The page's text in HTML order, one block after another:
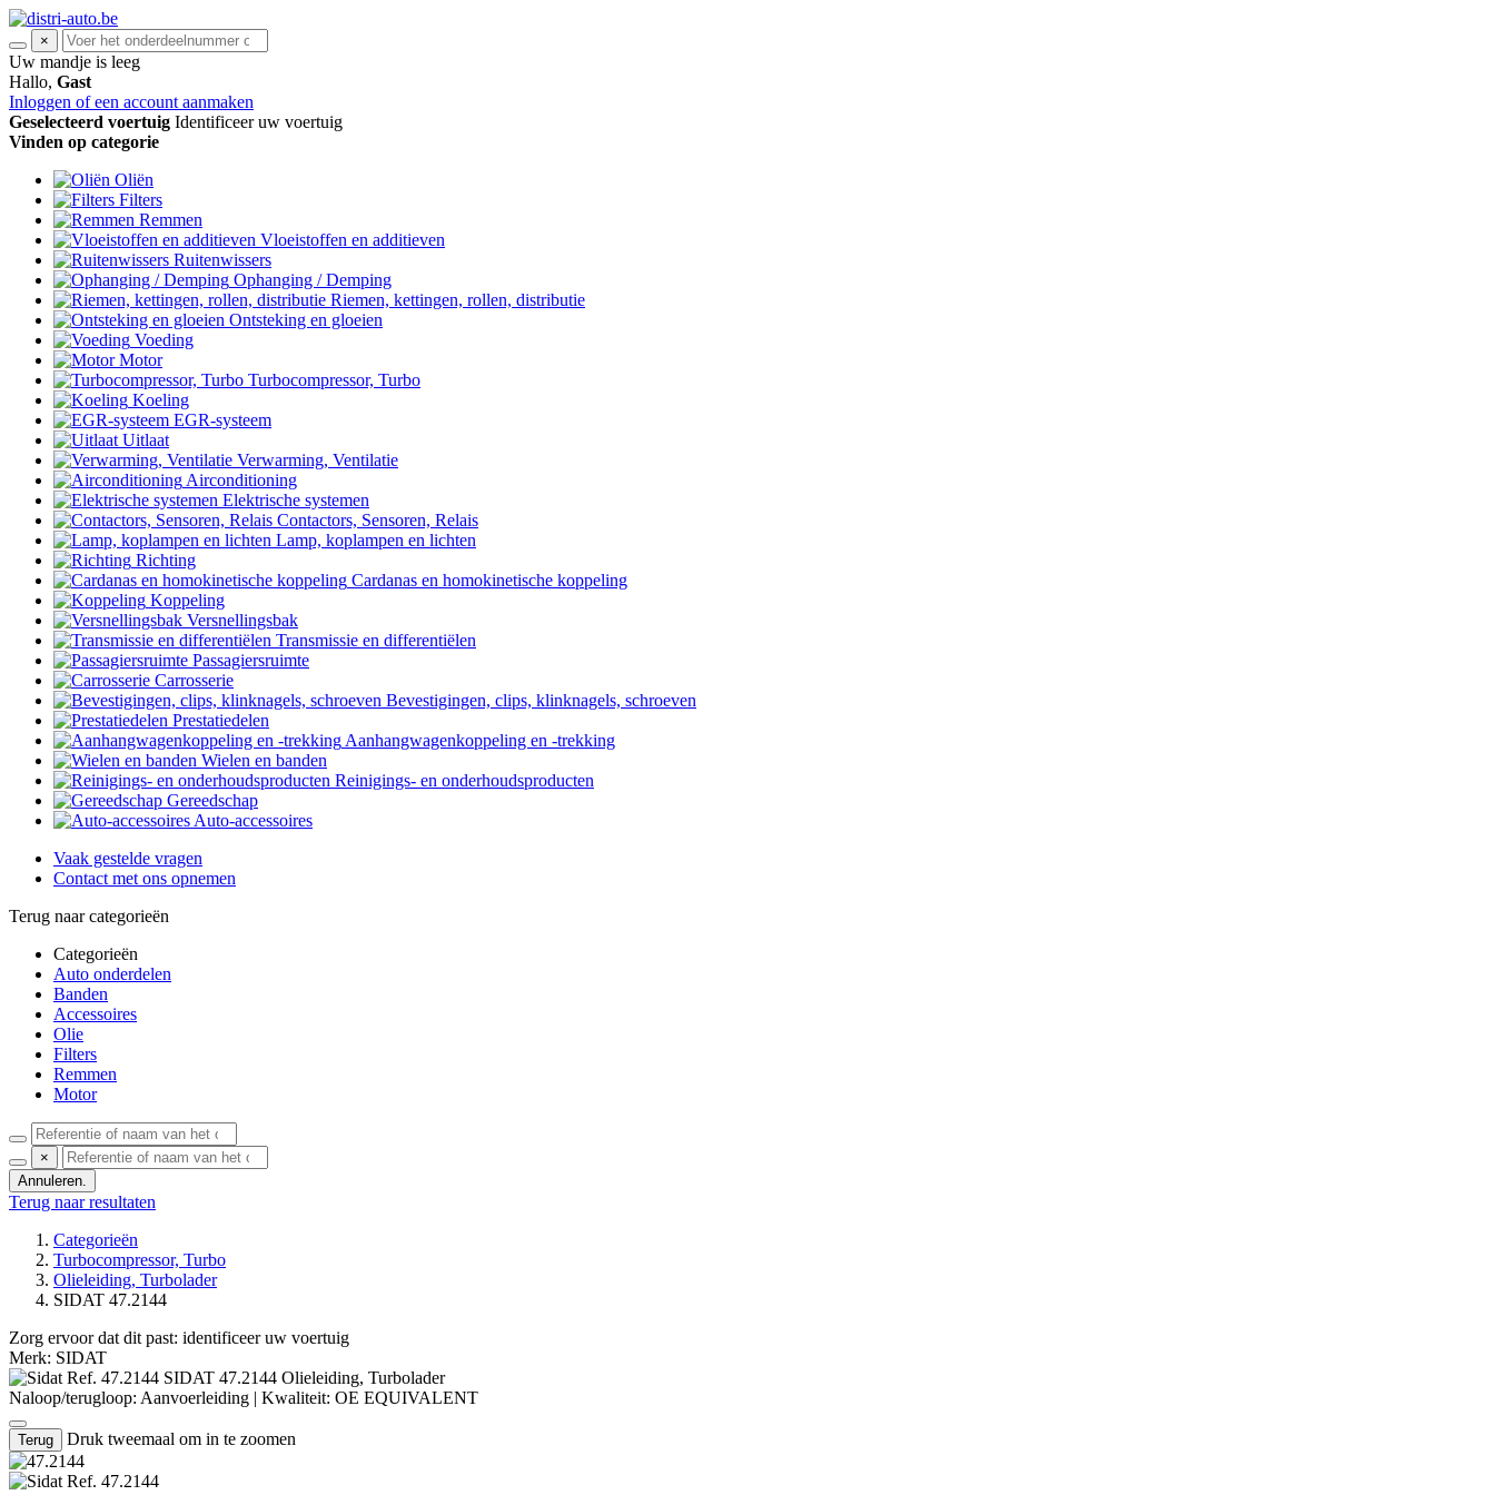
×
Uw mandje is leeg
Hallo, Gast
Inloggen of een account aanmaken
Geselecteerd voertuig Identificeer uw voertuig
Vinden op categorie
Oliën
Filters
Remmen
Vloeistoffen en additieven
Ruitenwissers
Ophanging / Demping
Riemen, kettingen, rollen, distributie
Ontsteking en gloeien
Voeding
Motor
Turbocompressor, Turbo
Koeling
EGR-systeem
Uitlaat
Verwarming, Ventilatie
Airconditioning
Elektrische systemen
Contactors, Sensoren, Relais
Lamp, koplampen en lichten
Richting
Cardanas en homokinetische koppeling
Koppeling
Versnellingsbak
Transmissie en differentiëlen
Passagiersruimte
Carrosserie
Bevestigingen, clips, klinknagels, schroeven
Prestatiedelen
Aanhangwagenkoppeling en -trekking
Wielen en banden
Reinigings- en onderhoudsproducten
Gereedschap
Auto-accessoires
Vaak gestelde vragen
Contact met ons opnemen
Terug naar categorieën
Categorieën
Auto onderdelen
Banden
Accessoires
Olie
Filters
Remmen
Motor
×
Annuleren.
Terug naar resultaten
Categorieën
Turbocompressor, Turbo
Olieleiding, Turbolader
SIDAT 47.2144
Zorg ervoor dat dit past: identificeer uw voertuig
Merk: SIDAT
Ref. 47.2144 SIDAT 47.2144 Olieleiding, Turbolader
Naloop/terugloop: Aanvoerleiding | Kwaliteit: OE EQUIVALENT
Terug Druk tweemaal om in te zoomen
Ref. 47.2144